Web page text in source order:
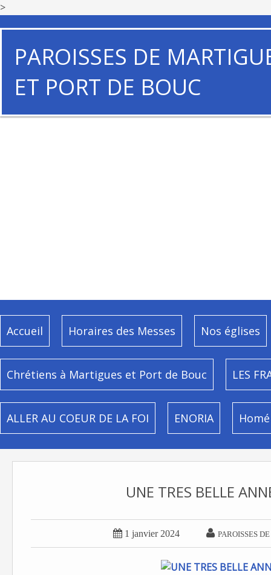
>
PAROISSES DE
ET PORT DE BOUC
Accueil Horaires des Messes Nos églises
Chrétiens à Martigues et Port de Bouc LES
ALLER AU COEUR DE LA FOI ENORIA
UNE TRES BELLE
 1 janvier 2024  PAROISSES